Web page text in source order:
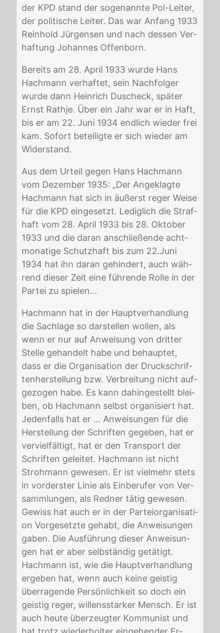
der KPD stand der so­ge­nann­te Pol-Lei­ter,
der po­li­ti­sche Lei­ter. Das war An­fang 1933
Rein­hold Jür­gen­sen und nach des­sen Ver­
haf­tung Jo­han­nes Of­fen­born.
Be­reits am 28. April 1933 wur­de Hans
Hach­mann ver­haf­tet, sein Nach­fol­ger
wur­de dann Hein­rich Du­scheck, spä­ter
Ernst Ra­th­je. Über ein Jahr war er in Haft,
bis er am 22. Juni 1934 end­lich wie­der frei
kam. So­fort be­tei­lig­te er sich wie­der am
Wi­der­stand.
Aus dem Ur­teil ge­gen Hans Hach­mann
vom De­zem­ber 1935: „Der An­ge­klag­te
Hach­mann hat sich in äu­ßerst re­ger Wei­se
für die KPD ein­ge­setzt. Le­dig­lich die Straf­
haft vom 28. April 1933 bis 28. Ok­to­ber
1933 und die dar­an an­schlie­ßen­de acht­
mo­na­ti­ge Schutz­haft bis zum 22.Juni
1934 hat ihn dar­an ge­hin­dert, auch wäh­
rend die­ser Zeit eine füh­ren­de Rol­le in der
Par­tei zu spie­len…
Hach­mann hat in der Haupt­ver­hand­lung
die Sach­la­ge so dar­stel­len wol­len, als
wenn er nur auf An­wei­sung von drit­ter
Stel­le ge­han­delt habe und be­haup­tet,
dass er die Or­ga­ni­sa­ti­on der Druck­schrif­
ten­her­stel­lung bzw. Ver­brei­tung nicht auf­
ge­zo­gen habe. Es kann da­hin­ge­stellt blei­
ben, ob Hach­mann selbst or­ga­ni­siert hat.
Je­den­falls hat er … An­wei­sun­gen für die
Her­stel­lung der Schrif­ten ge­ge­ben, hat er
ver­viel­fäl­tigt, hat er den Trans­port der
Schrif­ten ge­lei­tet. Hach­mann ist nicht
Stroh­mann ge­we­sen. Er ist viel­mehr stets
in vor­ders­ter Li­nie als Ein­be­ru­fer von Ver­
samm­lun­gen, als Red­ner tä­tig ge­we­sen.
Ge­wiss hat auch er in der Par­tei­or­ga­ni­sa­ti­
on Vor­ge­setz­te ge­habt, die An­wei­sun­gen
ga­ben. Die Aus­füh­rung die­ser An­wei­sun­
gen hat er aber selb­stän­dig ge­tä­tigt.
Hach­mann ist, wie die Haupt­ver­hand­lung
er­ge­ben hat, wenn auch kei­ne geis­tig
über­ra­gen­de Per­sön­lich­keit so doch ein
geis­tig re­ger, wil­lens­star­ker Mensch. Er ist
auch heu­te über­zeug­ter Kom­mu­nist und